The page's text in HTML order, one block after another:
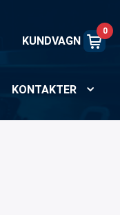
KUNDVAGN
0
KONTAKTER